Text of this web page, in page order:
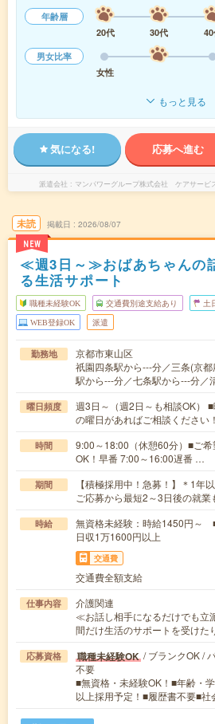
年齢層
20代
30代
男女比率
女性
もっと見る
気になる! 応募へ進む
派遣会社 マンパワーグループ株式会社 ケアサービ
未読
NEW
掲載日 2026/08/07
≪週3日～≫おばあちゃんの
る生活サポート
職種未経験OK 交通費別途支給あり 土
WEB登録OK 派遣
勤務地
京都市東山区
祇園四条駅から---分／三条(京
駅から---分／七条駅から---分／
曜日頻度
週3日～（週2日～も相談OK）
の曜日があればご相談ください！
時間
9:00～18:00（休憩60分）■ご
OK！早番 7:00～16:00遅番 …
期間
【積極採用中！急募！】＊1年
ご応募から最短2～3日後の就業
時給
無資格未経験：時給1450円
日収1万1600円以上
交通費
交通費全額支給
仕事内容
介護関連
≪お話し相手になるだけでも立
間だけ生活のサポートを受け
応募資格 職種未経験OK / ブランクOK /
不要
■無資格・未経験OK！■年齢・
以上採用予定！■履歴書不要■